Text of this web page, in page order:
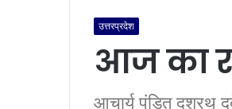
उत्तरप्रदेश
आज का
आचार्य पंडित दशरथ